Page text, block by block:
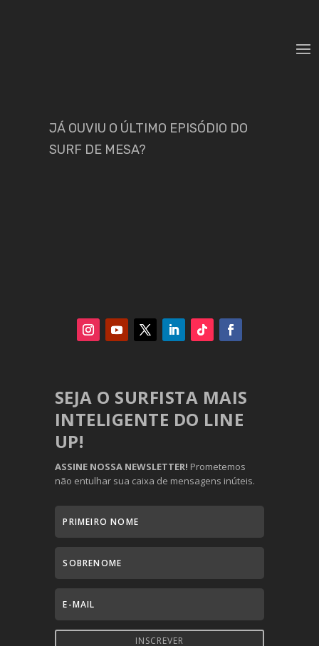
JÁ OUVIU O ÚLTIMO EPISÓDIO DO
SURF DE MESA?
SEJA O SURFISTA MAIS
INTELIGENTE DO LINE
UP!
ASSINE NOSSA NEWSLETTER! Prometemos
não entulhar sua caixa de mensagens inúteis.
INSCREVER